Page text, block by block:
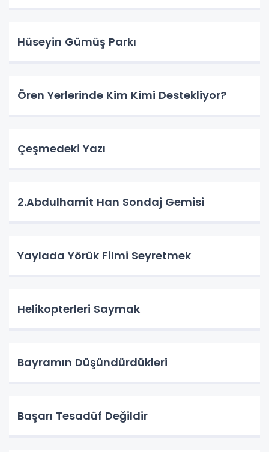
Hüseyin Gümüş Parkı
Ören Yerlerinde Kim Kimi Destekliyor?
Çeşmedeki Yazı
2.Abdulhamit Han Sondaj Gemisi
Yaylada Yörük Filmi Seyretmek
Helikopterleri Saymak
Bayramın Düşündürdükleri
Başarı Tesadüf Değildir